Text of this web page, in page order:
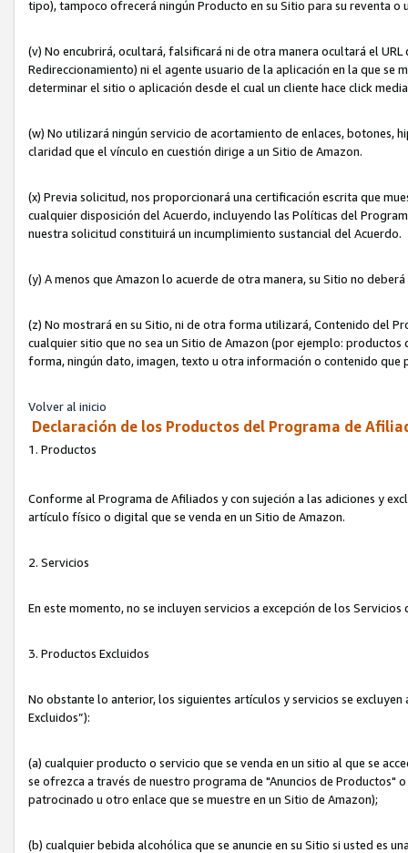
tipo), tampoco ofrecerá ningún Producto en su Sitio para su reventa o
(v) No encubrirá, ocultará, falsificará ni de otra manera ocultará el
Redireccionamiento) ni el agente usuario de la aplicación en la que
determinar el sitio o aplicación desde el cual un cliente hace click
(w) No utilizará ningún servicio de acortamiento de enlaces, botones,
claridad que el vínculo en cuestión dirige a un Sitio de Amazon.
(x) Previa solicitud, nos proporcionará una certificación escrita que
cualquier disposición del Acuerdo, incluyendo las Políticas del
nuestra solicitud constituirá un incumplimiento sustancial del Acuerdo.
(y) A menos que Amazon lo acuerde de otra manera, su Sitio no
(z) No mostrará en su Sitio, ni de otra forma utilizará, Contenido del
cualquier sitio que no sea un Sitio de Amazon (por ejemplo:
forma, ningún dato, imagen, texto u otra información o contenido
Volver al inicio
Declaración de los Productos del Programa de
1. Productos
Conforme al Programa de Afiliados y con sujeción a las adiciones y
artículo físico o digital que se venda en un Sitio de Amazon.
2. Servicios
En este momento, no se incluyen servicios a excepción de los
3. Productos Excluidos
No obstante lo anterior, los siguientes artículos y servicios se
Excluidos”):
(a) cualquier producto o servicio que se venda en un sitio al que se
se ofrezca a través de nuestro programa de "Anuncios de Productos"
patrocinado u otro enlace que se muestre en un Sitio de Amazon);
(b) cualquier bebida alcohólica que se anuncie en su Sitio si usted es